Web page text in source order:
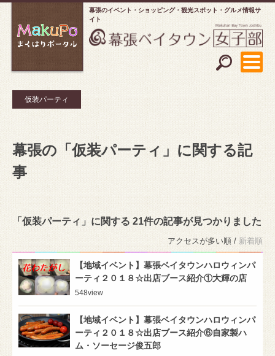
幕張のイベント・ショッピング
観光スポット・グルメ情報サ
イト
仮装パーティ
幕張の「仮装パーティ」に関する記
事
「仮装パーティ」に関する 21件の記事が見つかりました
アクセスが多い順 / 新着順
【地域イベント】幕張ベイタウンハロウィンパ
ーティ２０１８☆出店ブース紹介①大輝の店
548view
【地域イベント】幕張ベイタウンハロウィンパ
ーティ２０１８☆出店ブース紹介⑥自家製ハ
ム・ソーセージ俊五郎